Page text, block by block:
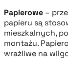
Papierowe –
papieru są
mieszkalnych,
montażu.
wrażliwe na